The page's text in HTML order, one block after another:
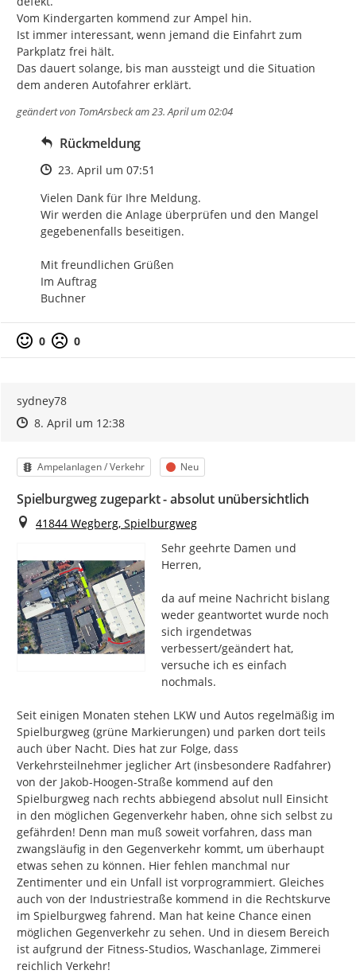
Vom Kindergarten kommend zur Ampel hin.
Ist immer interessant, wenn jemand die Einfahrt zum
Parkplatz frei hält.
Das dauert solange, bis man aussteigt und die Situation
dem anderen Autofahrer erklärt.
geändert von TomArsbeckam 23. April um 02:04
Rückmeldung
Zeitpunkt des Erstellens
23. April um 07:51
Vielen Dank für Ihre Meldung.
Wir werden die Anlage überprüfen und den Mangel
gegebenenfalls beseitigen.
Mit freundlichen Grüßen
Im Auftrag
Buchner
0 0
sydney78
Zeitpunkt des Erstellens
Zeitpunkt des Erstellens
8. April um 12:38Zur Äußerung
Kategorie
Ampelanlagen / Verkehr Status
Neu
Spielburgweg zugeparkt - absolut unübersichtlich
Ort
41844 Wegberg, Spielburgweg
Sehr geehrte Damen und
Herren,
da auf meine Nachricht bislang
weder geantwortet wurde noch
sich irgendetwas
verbessert/geändert hat,
versuche ich es einfach
nochmals.
Seit einigen Monaten stehen LKW und Autos regelmäßig im
Spielburgweg (grüne Markierungen) und parken dort teils
auch über Nacht. Dies hat zur Folge, dass
Verkehrsteilnehmer jeglicher Art (insbesondere Radfahrer)
von der Jakob-Hoogen-Straße kommend auf den
Spielburgweg nach rechts abbiegend absolut null Einsicht
in den möglichen Gegenverkehr haben, ohne sich selbst zu
gefährden! Denn man muß soweit vorfahren, dass man
zwangsläufig in den Gegenverkehr kommt, um überhaupt
etwas sehen zu können. Hier fehlen manchmal nur
Zentimenter und ein Unfall ist vorprogrammiert. Gleiches
auch von der Industriestraße kommend in die Rechtskurve
im Spielburgweg fahrend. Man hat keine Chance einen
möglichen Gegenverkehr zu sehen. Und in diesem Bereich
ist aufgrund der Fitness-Studios, Waschanlage, Zimmerei
reichlich Verkehr!